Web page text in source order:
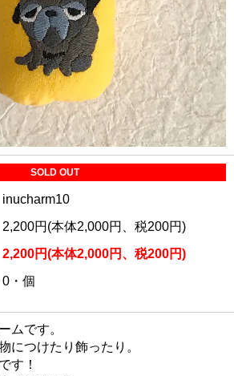
SOLD OUT
inucharm10
2,200円(本体2,000円、税200円)
2,200円(本体2,000円、税200円)
0・個
ムです。
につけたり飾ったり。
す！